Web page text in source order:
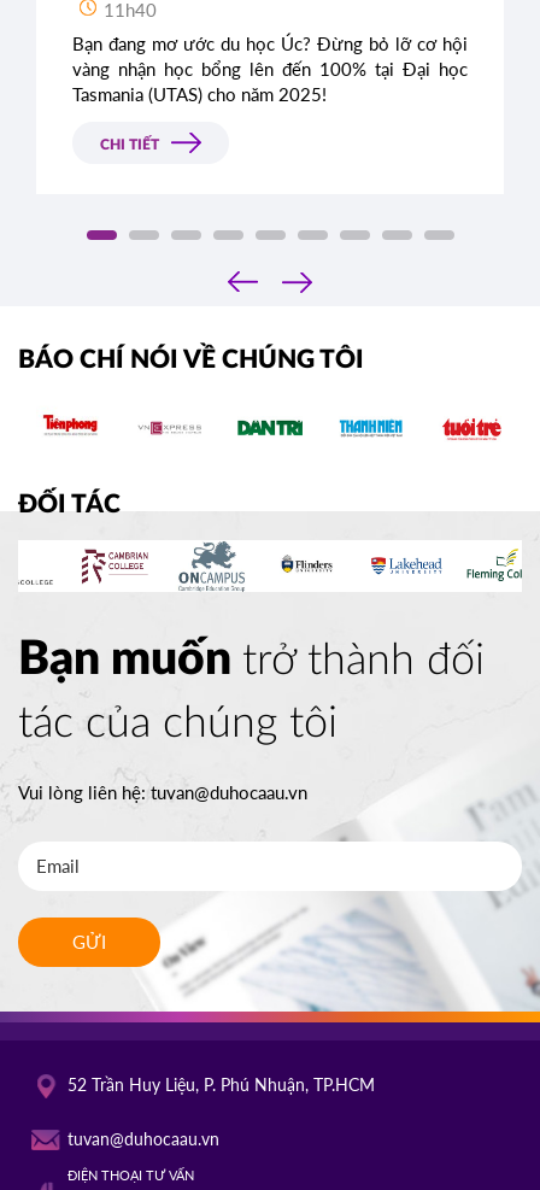
11h40
Bạn đang mơ ước du học Úc? Đừng bỏ lỡ cơ hội
vàng nhận học bổng lên đến 100% tại Đại học
Tasmania (UTAS) cho năm 2025!
CHI TIẾT
‹
›
BÁO CHÍ NÓI VỀ CHÚNG TÔI
ĐỐI TÁC
Bạn muốn trở thành đối
tác của chúng tôi
Vui lòng liên hệ:tuvan@duhocaau.vn
GỬI
52 Trần Huy Liệu, P. Phú Nhuận, TP.HCM
tuvan@duhocaau.vn
ĐIỆN THOẠI TƯ VẤN